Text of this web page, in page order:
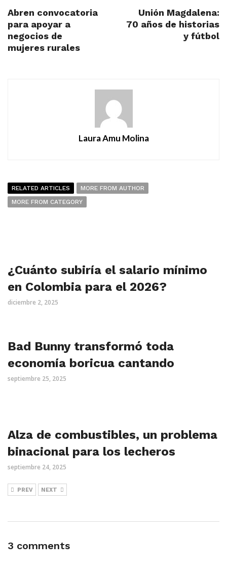
Abren convocatoria
para apoyar a
negocios de
mujeres rurales
Unión Magdalena:
70 años de historias
y fútbol
Laura Amu Molina
RELATED ARTICLES
MORE FROM AUTHOR
MORE FROM CATEGORY
¿Cuánto subiría el salario mínimo
en Colombia para el 2026?
diciembre 2, 2025
Bad Bunny transformó toda
economía boricua cantando
septiembre 25, 2025
Alza de combustibles, un problema
binacional para los lecheros
septiembre 24, 2025
PREV NEXT
3 comments